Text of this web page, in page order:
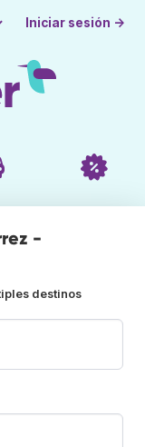
Iniciar sesión →
-
destinos